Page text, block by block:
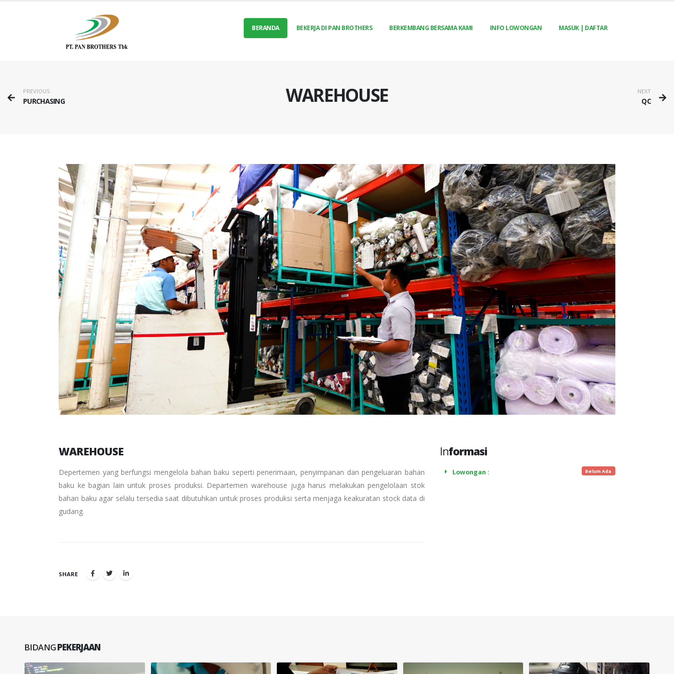
BERANDA BEKERJA DI PAN BROTHERS BERKEMBANG BERSAMA KAMI INFO LOWONGAN MASUK | DAFTAR
PREVIOUS
PURCHASING WAREHOUSE NEXT
QC
WAREHOUSE
Depertemen yang berfungsi mengelola bahan baku seperti penerimaan, penyimpanan dan pengeluaran bahan
baku ke bagian lain untuk proses produksi. Departemen warehouse juga harus melakukan pengelolaan stok
bahan baku agar selalu tersedia saat dibutuhkan untuk proses produksi serta menjaga keakuratan stock data di
gudang.
SHARE
Informasi
Lowongan : Belum Ada
BIDANGPEKERJAAN